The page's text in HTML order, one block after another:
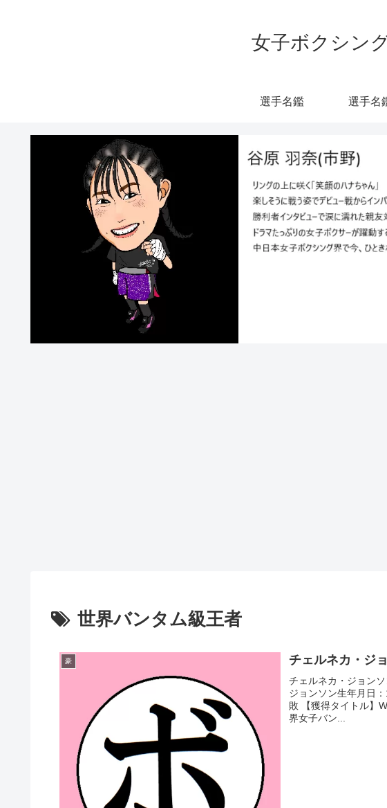
女子ボクシン
選手名鑑 選手名
世界バンタム級王者
豪 チェルネカ・ジ
チェルネカ・ジョン
ジョンソン生年月日
敗 【獲得タイトル】
界女子バン...